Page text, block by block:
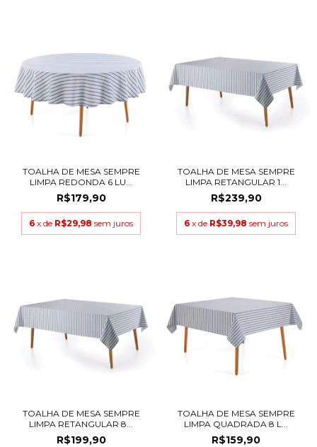
TOALHA DE MESA SEMPRE
LIMPA REDONDA 6 LU...
R$179,90
6 x de R$29,98 sem juros
TOALHA DE MESA SEMPRE
LIMPA RETANGULAR 1...
R$239,90
6 x de R$39,98 sem juros
TOALHA DE MESA SEMPRE
LIMPA RETANGULAR 8...
R$199,90
TOALHA DE MESA SEMPRE
LIMPA QUADRADA 8 L...
R$159,90